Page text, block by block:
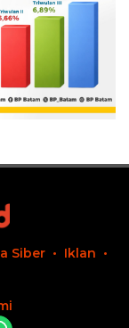
Siber
Iklan